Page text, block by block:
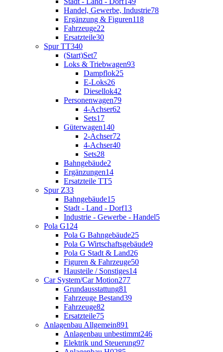
Handel, Gewerbe, Industrie78
Ergänzung & Figuren118
Fahrzeuge22
Ersatzteile30
Spur TT340
(Start)Set7
Loks & Triebwagen93
Dampflok25
E-Loks26
Diesellok42
Personenwagen79
4-Achser62
Sets17
Güterwagen140
2-Achser72
4-Achser40
Sets28
Bahngebäude2
Ergänzungen14
Ersatzteile TT5
Spur Z33
Bahngebäude15
Stadt - Land - Dorf13
Industrie - Gewerbe - Handel5
Pola G124
Pola G Bahngebäude25
Pola G Wirtschaftsgebäude9
Pola G Stadt & Land26
Figuren & Fahrzeuge50
Hausteile / Sonstiges14
Car System/Car Motion277
Grundausstattung81
Fahrzeuge Bestand39
Fahrzeuge82
Ersatzteile75
Anlagenbau Allgemein891
Anlagenbau unbestimmt246
Elektrik und Steuerung97